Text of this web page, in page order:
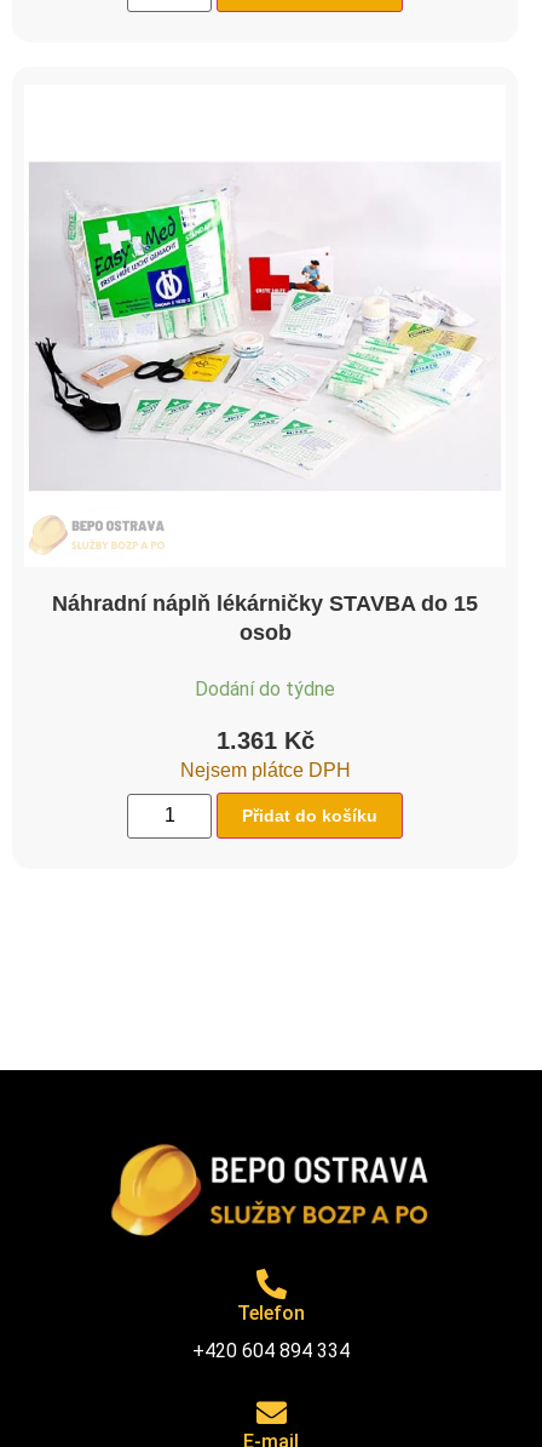
Náhradní náplň lékárničky STAVBA do 15
osob
Dodání do týdne
1.361 Kč
Nejsem plátce DPH
Přidat do košíku
Telefon
+420 604 894 334
E-mail